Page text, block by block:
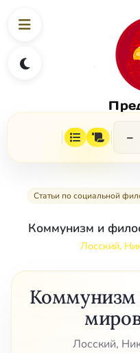
−
Статьи по социальной
Коммунизм и
Лосский,
Коммунизм
Лосский,